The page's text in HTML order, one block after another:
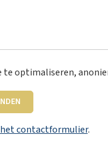
te optimaliseren,
contactformulier.